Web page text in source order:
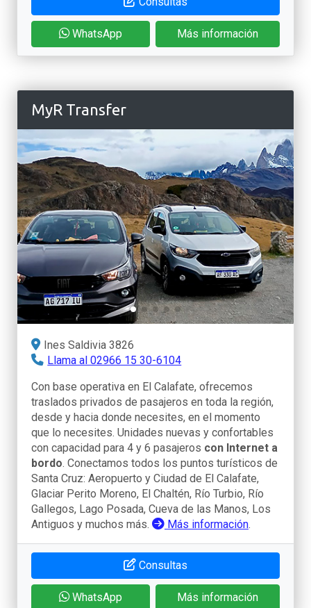
WhatsApp Más información
MyR Transfer
Ines Saldivia 3826
Llama al 02966 15 30-6104
Con base operativa en El Calafate, ofrecemos
traslados privados de pasajeros en toda la región,
desde y hacia donde necesites, en el momento
que lo necesites. Unidades nuevas y confortables
con capacidad para 4 y 6 pasajeros con Internet a
bordo. Conectamos todos los puntos turísticos de
Santa Cruz: Aeropuerto y Ciudad de El Calafate,
Glaciar Perito Moreno, El Chaltén, Río Turbio, Río
Gallegos, Lago Posada, Cueva de las Manos, Los
Antiguos y muchos más.
Más información.
Consultas
WhatsApp Más información